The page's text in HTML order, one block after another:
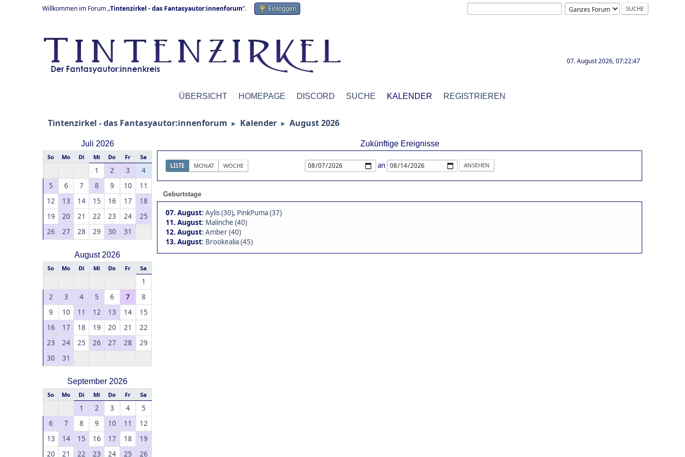
Willkommen im Forum „Tintenzirkel - das Fantasyautor:innenforum“. Einloggen
07. August 2026, 07:22:47
ÜBERSICHT HOMEPAGE DISCORD SUCHE KALENDER REGISTRIEREN
Tintenzirkel - das Fantasyautor:innenforum ► Kalender ► August 2026
Juli 2026
So Mo Di Mi Do Fr Sa
1 2 3
4
5
6 7 8 9 10
11
12
13 14 15 16 17
18
19
20 21 22 23 24
25
26
27 28 29 30 31
August 2026
So Mo Di Mi Do Fr Sa
1
2
3 4 5 6 7
8
9
10 11 12 13 14
15
16
17 18 19 20 21
22
23
24 25 26 27 28
29
30
31
September 2026
So Mo Di Mi Do Fr Sa
1 2 3 4
5
6
7 8 9 10 11
12
13
14 15 16 17 18
19
20
21 22 23 24 25 26
Zukünftige Ereignisse
LISTE MONAT WOCHE an
Geburtstage
07. August: Aylis (30), PinkPuma (37)
11. August: Malinche (40)
12. August: Amber (40)
13. August: Brookealia (45)